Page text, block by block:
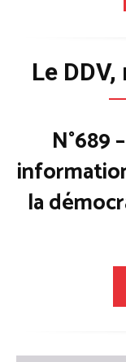
Le
N°689
la